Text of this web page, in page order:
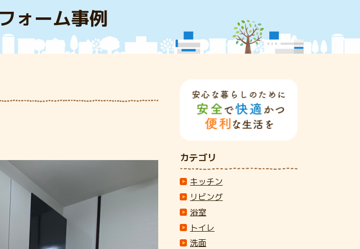
ォーム事例
カテゴリ
キッチン
リビング
浴室
トイレ
洗面